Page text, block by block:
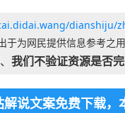
dianshiju/
于为网民提供信息参考之
我们不验证资源是否
说文案免费下载，